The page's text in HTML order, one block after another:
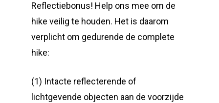
Reflectiebonus! Help ons mee om de
hike veilig te houden. Het is daarom
verplicht om gedurende de complete
hike:
(1) Intacte reflecterende of
lichtgevende objecten aan de voorzijde